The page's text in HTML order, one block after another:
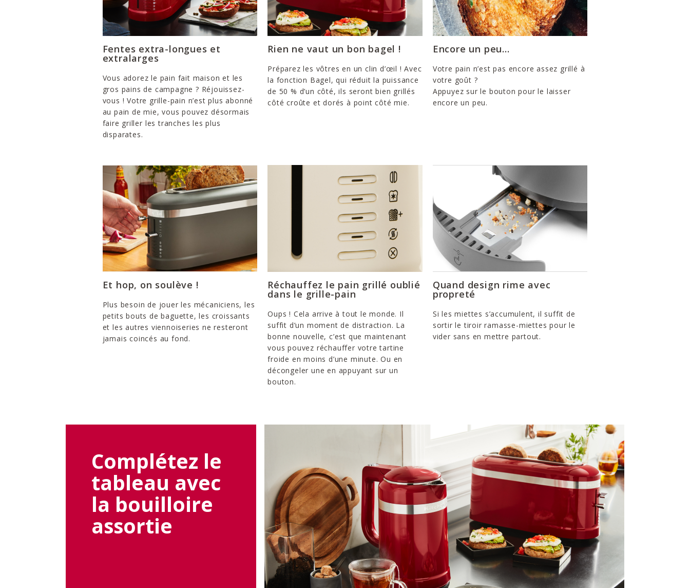
Fentes extra-longues et
extralarges
Vous adorez le pain fait maison et les
gros pains de campagne ? Réjouissez-
vous ! Votre grille-pain n’est plus abonné
au pain de mie, vous pouvez désormais
faire griller les tranches les plus
disparates.
Rien ne vaut un bon bagel !
Préparez les vôtres en un clin d’œil ! Avec
la fonction Bagel, qui réduit la puissance
de 50 % d’un côté, ils seront bien grillés
côté croûte et dorés à point côté mie.
Encore un peu...
Votre pain n’est pas encore assez grillé à
votre goût ?
Appuyez sur le bouton pour le laisser
encore un peu.
Et hop, on soulève !
Plus besoin de jouer les mécaniciens, les
petits bouts de baguette, les croissants
et les autres viennoiseries ne resteront
jamais coincés au fond.
Réchauffez le pain grillé oublié
dans le grille-pain
Oups ! Cela arrive à tout le monde. Il
suffit d’un moment de distraction. La
bonne nouvelle, c’est que maintenant
vous pouvez réchauffer votre tartine
froide en moins d’une minute. Ou en
décongeler une en appuyant sur un
bouton.
Quand design rime avec
propreté
Si les miettes s’accumulent, il suffit de
sortir le tiroir ramasse-miettes pour le
vider sans en mettre partout.
Complétez le
tableau avec
la bouilloire
assortie